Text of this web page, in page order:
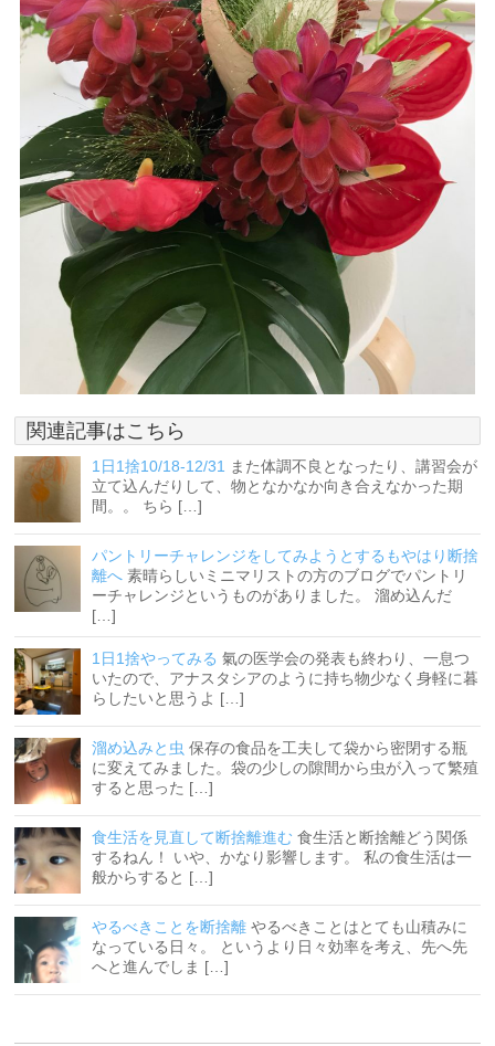
関連記事はこちら
1日1捨10/18-12/31
また体調不良となったり、講習会が
立て込んだりして、物となかなか向き合えなかった期
間。。 ちら […]
パントリーチャレンジをしてみようとするもやはり断捨
離へ 素晴らしいミニマリストの方のブログでパントリ
ーチャレンジというものがありました。 溜め込んだ
[…]
1日1捨やってみる 氣の医学会の発表も終わり、一息つ
いたので、アナスタシアのように持ち物少なく身軽に暮
らしたいと思うよ […]
溜め込みと虫 保存の食品を工夫して袋から密閉する瓶
に変えてみました。袋の少しの隙間から虫が入って繁殖
すると思った […]
食生活を見直して断捨離進む 食生活と断捨離どう関係
するねん！ いや、かなり影響します。 私の食生活は一
般からすると […]
やるべきことを断捨離 やるべきことはとても山積みに
なっている日々。 というより日々効率を考え、先へ先
へと進んでしま […]